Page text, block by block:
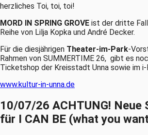
herzliches Toi, toi, toi!
MORD IN SPRING GROVE ist der dritte
Reihe von Lilja Kopka und André Decker.
Für die diesjährigen Theater-im-Park-
Rahmen von SUMMERTIME 26, gibt es
Ticketshop der Kreisstadt Unna sowie im i-
www.kultur-in-unna.de
10/07/26 ACHTUNG! Neue
für I CAN BE (what you